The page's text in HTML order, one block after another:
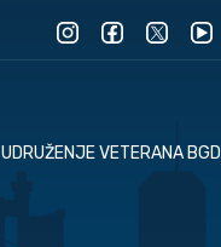
UDRUŽENJE VETERANA BGD